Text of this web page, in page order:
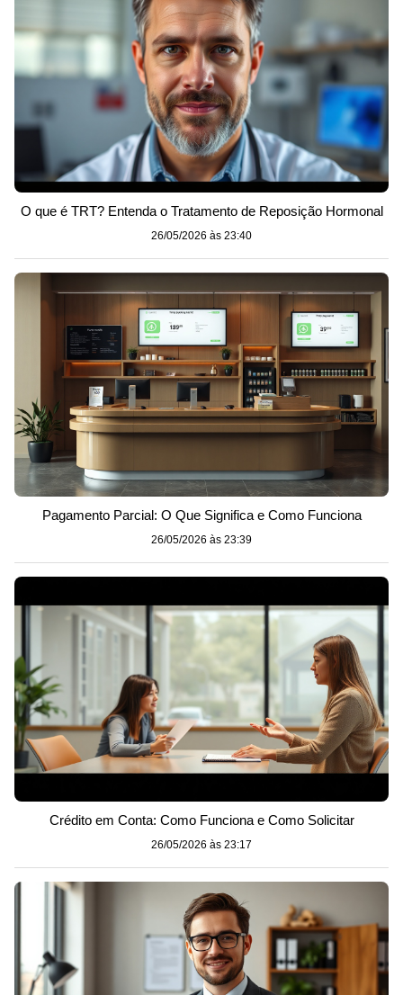
O que é TRT? Entenda o Tratamento de Reposição Hormonal
26/05/2026 às 23:40
Pagamento Parcial: O Que Significa e Como Funciona
26/05/2026 às 23:39
Crédito em Conta: Como Funciona e Como Solicitar
26/05/2026 às 23:17